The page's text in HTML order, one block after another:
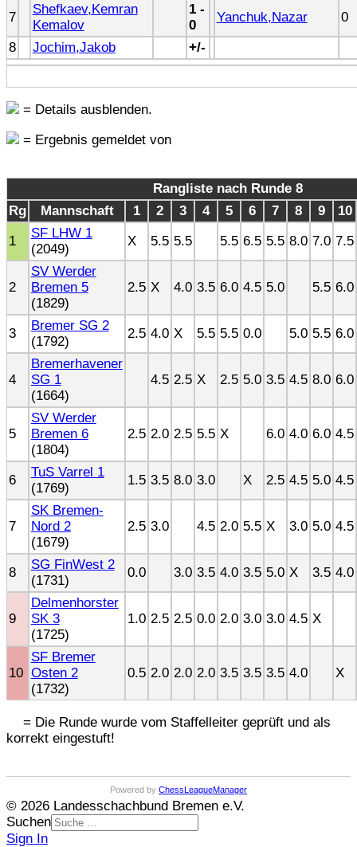
7
Shefkaev,Kemran
Kemalov
1 -
0
Yanchuk,Nazar
0
8
Jochim,Jakob +/-
= Details ausblenden.
= Ergebnis gemeldet von
Rangliste nach Runde 8
Rg
Mannschaft 1 2 3 4 5 6 7 8 9
10
1
SF LHW 1
(2049)
X 5.5 5.5 5.5 6.5 5.5 8.0 7.0 7.5
2
SV Werder
Bremen 5
(1829)
2.5 X 4.0 3.5 6.0 4.5 5.0 5.5 6.0
3
Bremer SG 2
(1792)
2.5 4.0 X 5.5 5.5 0.0 5.0 5.5 6.0
4
Bremerhavener
SG 1
(1664)
4.5 2.5 X 2.5 5.0 3.5 4.5 8.0 6.0
5
SV Werder
Bremen 6
(1804)
2.5 2.0 2.5 5.5 X 6.0 4.0 6.0 4.5
6
TuS Varrel 1
(1769)
1.5 3.5 8.0 3.0 X 2.5 4.5 5.0 4.5
7
SK Bremen-
Nord 2
(1679)
2.5 3.0 4.5 2.0 5.5 X 3.0 5.0 4.5
8
SG FinWest 2
(1731)
0.0 3.0 3.5 4.0 3.5 5.0 X 3.5 4.0
9
Delmenhorster
SK 3
(1725)
1.0 2.5 2.5 0.0 2.0 3.0 3.0 4.5 X
10
SF Bremer
Osten 2
(1732)
0.5 2.0 2.0 2.0 3.5 3.5 3.5 4.0 X
= Die Runde wurde vom Staffelleiter geprüft und als
korrekt eingestuft!
Powered by ChessLeagueManager
© 2026 Landesschachbund Bremen e.V.
Suchen
Sign In